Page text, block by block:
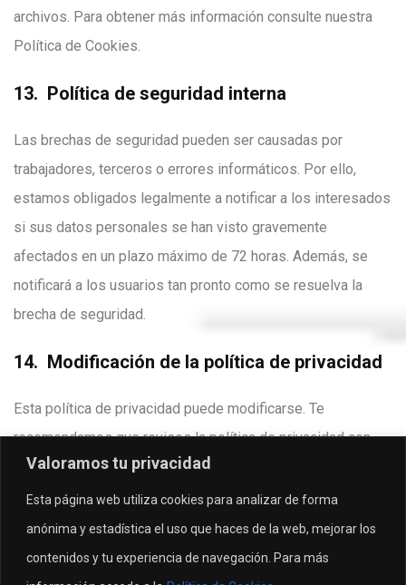
Valoramos tu privacidad
Esta página web utiliza cookies para analizar de forma
anónima y estadística el uso que haces de la web, mejorar los
contenidos y tu experiencia de navegación. Para más
archivos. Para obtener más información consulte nuestra
Política de Cookies.
13. Política de seguridad interna
Las brechas de seguridad pueden ser causadas por
trabajadores, terceros o errores informáticos. Por ello,
estamos obligados legalmente a notificar a los interesados
si sus datos personales se han visto gravemente
afectados en un plazo máximo de 72 horas. Además, se
notificará a los usuarios tan pronto como se resuelva la
brecha de seguridad.
14. Modificación de la política de privacidad
Esta política de privacidad puede modificarse. Te
recomendamos que revises la política de privacidad con
cierta periodicidad.
NEXT PAGE